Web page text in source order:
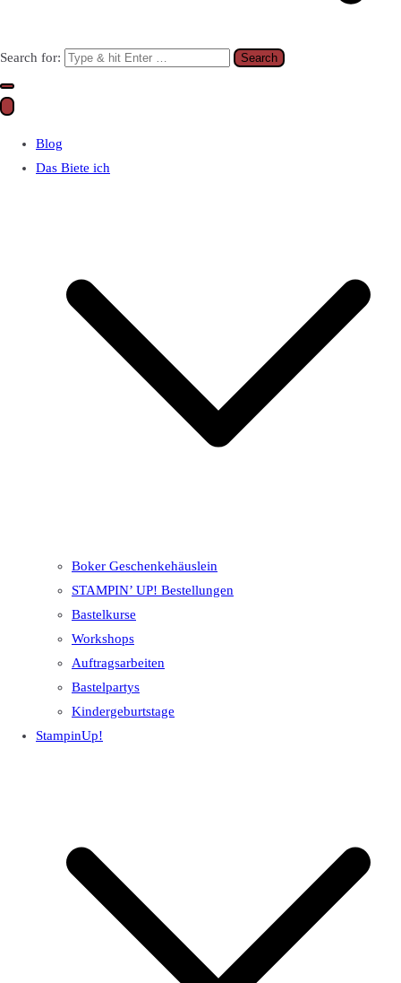
Search for:
Blog
Das Biete ich
Boker Geschenkehäuslein
STAMPIN’ UP! Bestellungen
Bastelkurse
Workshops
Auftragsarbeiten
Bastelpartys
Kindergeburtstage
StampinUp!